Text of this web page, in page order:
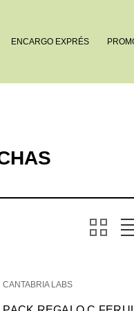
ENCARGO EXPRÉS
CANTABRIA LABS